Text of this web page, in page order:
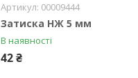
00009444
Затиска НЖ 5 мм
В наявності
42 ₴